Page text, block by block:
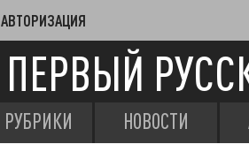
АВТОРИЗАЦИЯ
ПЕРВЫЙ
РУБРИКИ НОВОСТИ